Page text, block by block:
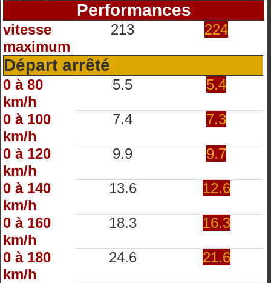
Performances
vitesse
maximum
213 224
Départ arrêté
0 à 80
km/h
5.5 5.4
0 à 100
km/h
7.4 7.3
0 à 120
km/h
9.9 9.7
0 à 140
km/h
13.6 12.6
0 à 160
km/h
18.3 16.3
0 à 180
km/h
24.6 21.6